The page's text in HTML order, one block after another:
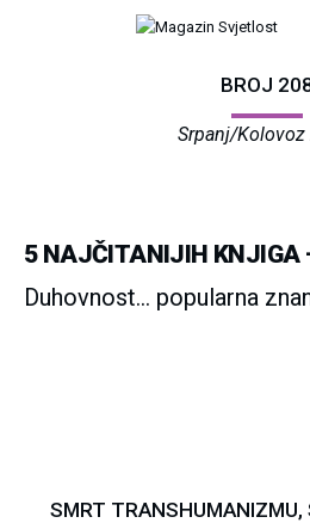
BROJ
Srpanj/Kolovoz
5 NAJČITANIJIH KNJIGA
Duhovnost... popularna
SMRT TRANSHUMANIZMU,